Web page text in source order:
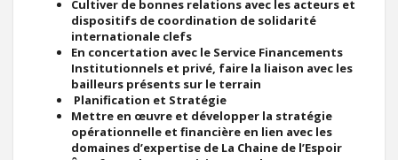
Cultiver de bonnes relations avec les acteurs et
dispositifs de coordination de solidarité
internationale clefs
En concertation avec le Service Financements
Institutionnels et privé, faire la liaison avec les
bailleurs présents sur le terrain
Planification et Stratégie
Mettre en œuvre et développer la stratégie
opérationnelle et financière en lien avec les
domaines d’expertise de La Chaine de l’Espoir